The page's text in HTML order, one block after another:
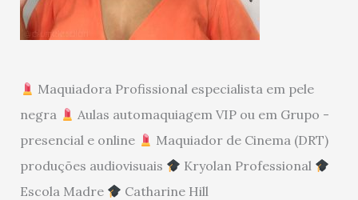
Maquiadora Profissional especialista em pele
negra
Aulas automaquiagem VIP ou em Grupo -
presencial e online
Maquiador de Cinema (DRT)
produções audiovisuais
Kryolan Professional
Escola Madre
Catharine Hill